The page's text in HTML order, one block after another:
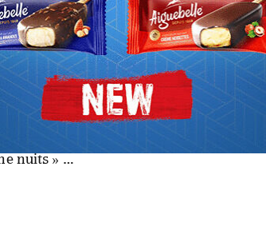
pas de tout repos. Nicolas Cage en sait
off pour le héros de «Army of One»
chez "Caftan 2015", histoire de
marocaine. Peut-être cela lui donnera-t-
nuits » …